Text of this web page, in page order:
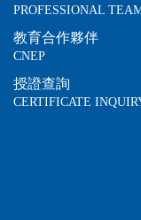
PROFESSIONAL
教育合作夥伴
CNEP
授證查詢
CERTIFICATE